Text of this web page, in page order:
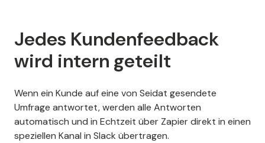
Jedes Kundenfeedback
wird intern geteilt
Wenn ein Kunde auf eine von Seidat gesendete
Umfrage antwortet, werden alle Antworten
automatisch und in Echtzeit über Zapier direkt in einen
speziellen Kanal in Slack übertragen.